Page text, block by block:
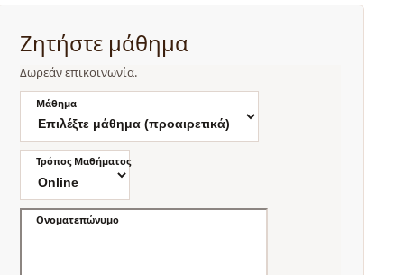
Ζητήστε μάθημα
Δωρεάν επικοινωνία.
Μάθημα
Τρόπος Μαθήματος
Ονοματεπώνυμο